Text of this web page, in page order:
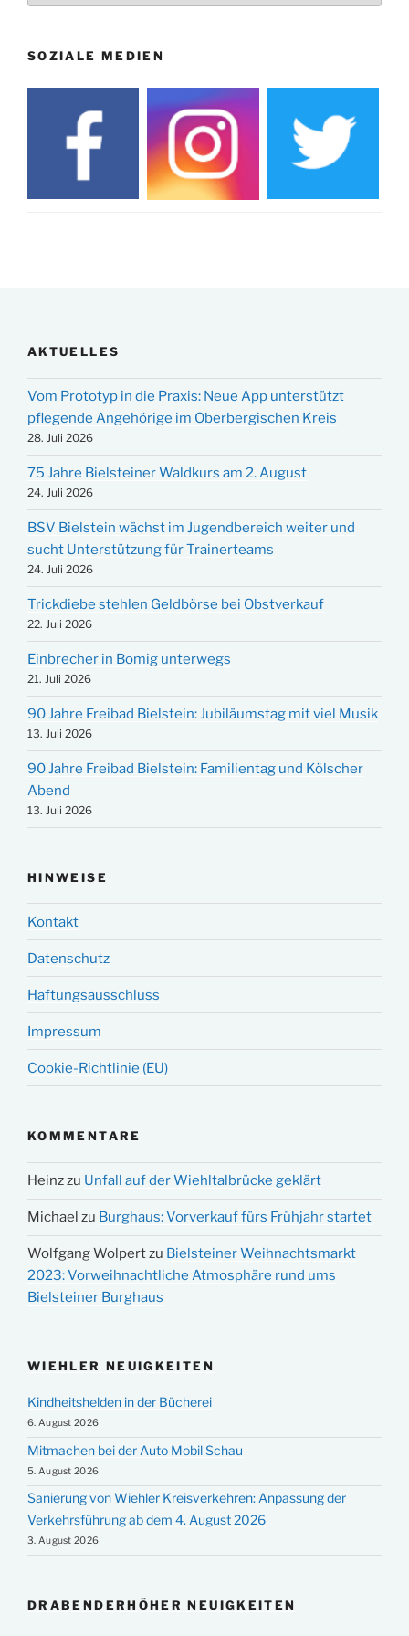
SOZIALE MEDIEN
AKTUELLES
Vom Prototyp in die Praxis: Neue App unterstützt
pflegende Angehörige im Oberbergischen Kreis
28. Juli 2026
75 Jahre Bielsteiner Waldkurs am 2. August
24. Juli 2026
BSV Bielstein wächst im Jugendbereich weiter und
sucht Unterstützung für Trainerteams
24. Juli 2026
Trickdiebe stehlen Geldbörse bei Obstverkauf
22. Juli 2026
Einbrecher in Bomig unterwegs
21. Juli 2026
90 Jahre Freibad Bielstein: Jubiläumstag mit viel Musik
13. Juli 2026
90 Jahre Freibad Bielstein: Familientag und Kölscher
Abend
13. Juli 2026
HINWEISE
Kontakt
Datenschutz
Haftungsausschluss
Impressum
Cookie-Richtlinie (EU)
KOMMENTARE
Heinzzu Unfall auf der Wiehltalbrücke geklärt
Michael zu Burghaus: Vorverkauf fürs Frühjahr startet
Wolfgang Wolpertzu Bielsteiner Weihnachtsmarkt
2023: Vorweihnachtliche Atmosphäre rund ums
Bielsteiner Burghaus
WIEHLER NEUIGKEITEN
Kindheitshelden in der Bücherei
6. August 2026
Mitmachen bei der Auto Mobil Schau
5. August 2026
Sanierung von Wiehler Kreisverkehren: Anpassung der
Verkehrsführung ab dem 4. August 2026
3. August 2026
DRABENDERHÖHER NEUIGKEITEN